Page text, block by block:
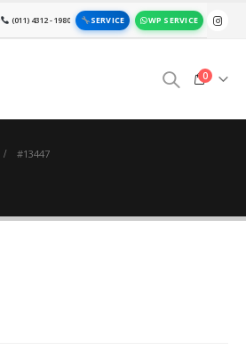
(011) 4312 - 1980 SERVICE WP SERVICE
0
#13447